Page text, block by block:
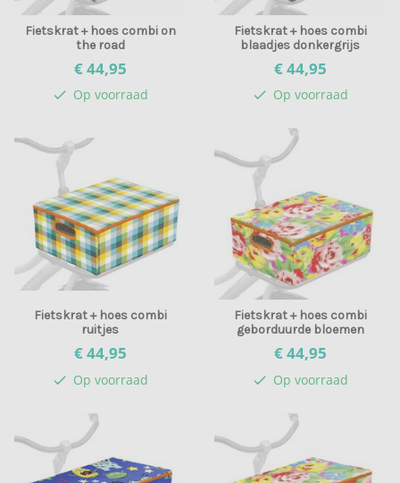
Fietskrat + hoes combi on
the road
€ 44,95
check Op voorraad
Fietskrat + hoes combi
blaadjes donkergrijs
€ 44,95
check Op voorraad
Fietskrat + hoes combi
ruitjes
€ 44,95
check Op voorraad
Fietskrat + hoes combi
geborduurde bloemen
€ 44,95
check Op voorraad